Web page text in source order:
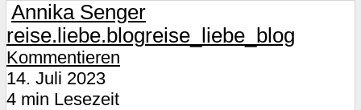
Annika Senger
reise.liebe.blogreise_liebe_blog
Kommentieren
14. Juli 2023
4 min Lesezeit